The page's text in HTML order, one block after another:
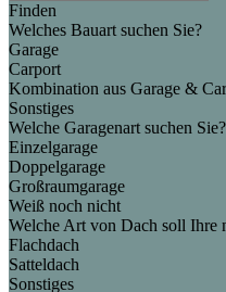
Finden
Welches Bauart suchen Sie?
Garage
Carport
Kombination aus Garage &
Sonstiges
Welche Garagenart suchen Sie?
Einzelgarage
Doppelgarage
Großraumgarage
Weiß noch nicht
Welche Art von Dach soll Ihre
Flachdach
Satteldach
Sonstiges